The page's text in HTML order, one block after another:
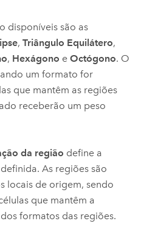
disponíveis são as
,Triângulo Equilátero,
, Hexágono eOctógono. O
um formato for
que mantêm as regiões
receberão um peso
da região define a
As regiões são
locais de origem, sendo
que mantêm a
formatos das regiões.